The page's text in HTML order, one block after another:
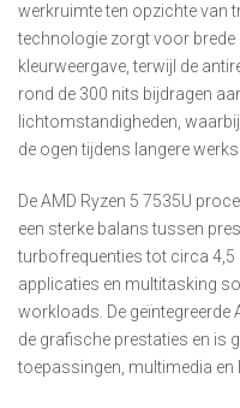
werkruimte ten opzichte van
technologie zorgt voor
kleurweergave, terwijl de
rond de 300 nits bijdragen
lichtomstandigheden,
de ogen tijdens langere
De AMD Ryzen 5 7535U
een sterke balans tussen
turbofrequenties tot circa
applicaties en multitasking
workloads. De geïntegreerde
de grafische prestaties en is
toepassingen, multimedia en